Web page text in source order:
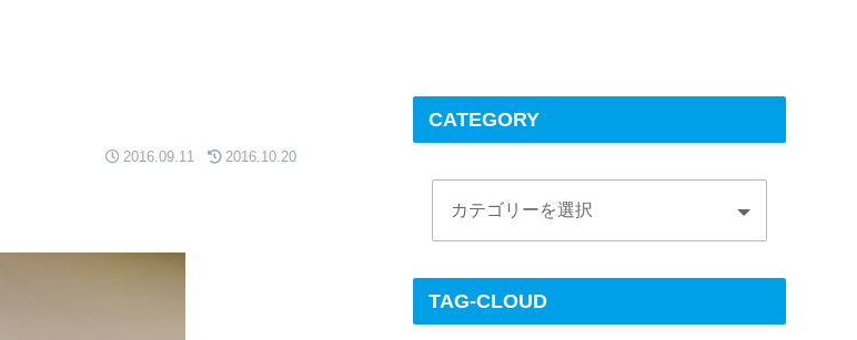
2016.09.11 2016.10.20
CATEGORY
TAG-CLOUD